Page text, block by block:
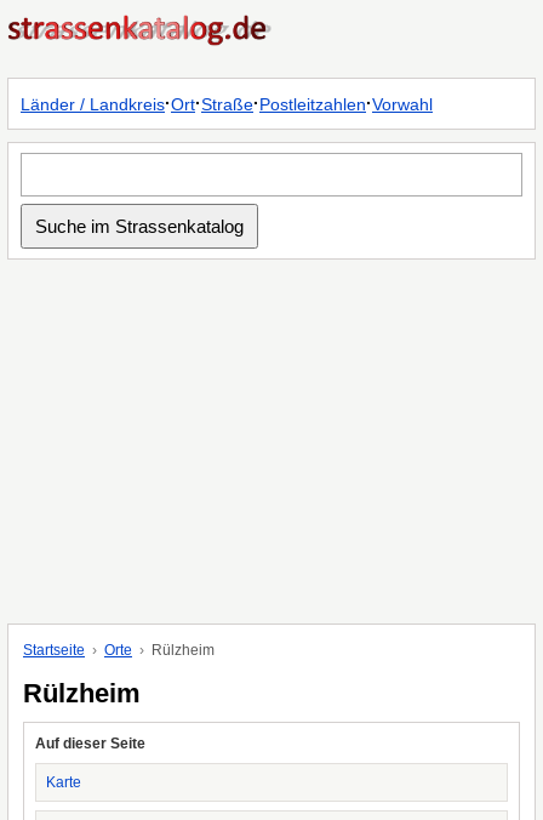
Länder / Landkreis·Ort·Straße·Postleitzahlen·Vorwahl
Startseite Orte Rülzheim
Rülzheim
Auf dieser Seite
Karte